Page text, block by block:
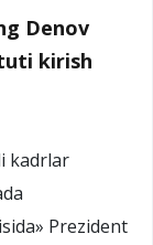
Denov
kirish
kadrlar
Prezident